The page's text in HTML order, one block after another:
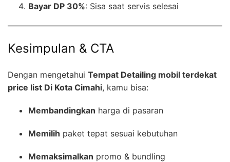
Bayar DP 30%: Sisa saat servis selesai
Kesimpulan & CTA
Dengan mengetahui Tempat Detailing mobil terdekat
price list Di Kota Cimahi, kamu bisa:
Membandingkan harga di pasaran
Memilih paket tepat sesuai kebutuhan
Memaksimalkan promo & bundling